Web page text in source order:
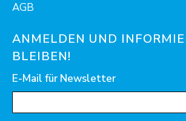
AGB
ANMELDEN UND
BLEIBEN!
E-Mail für Newsletter